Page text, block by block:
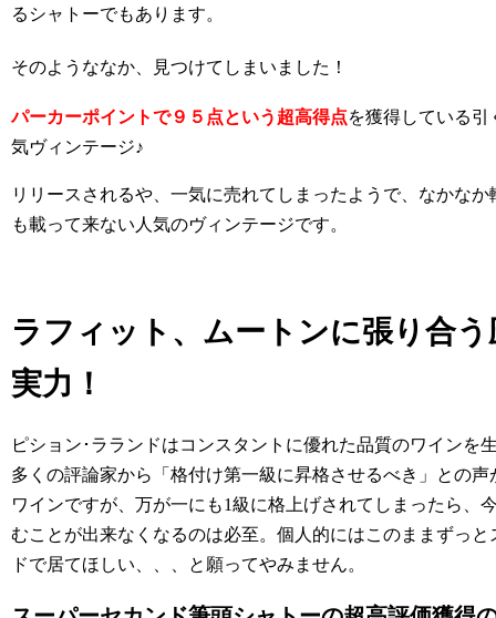
るシャトーでもあります。
そのようななか、見つけてしまいました！
パーカーポイントで９５点という超高得点を獲得している
気ヴィンテージ♪
リリースされるや、一気に売れてしまったようで、なかなか
も載って来ない人気のヴィンテージです。
ラフィット、ムートンに張り合
実力！
ピション･ラランドはコンスタントに優れた品質のワインを
多くの評論家から「格付け第一級に昇格させるべき」との声
ワインですが、万が一にも1級に格上げされてしまったら、
むことが出来なくなるのは必至。個人的にはこのままずっと
ドで居てほしい、、、と願ってやみません。